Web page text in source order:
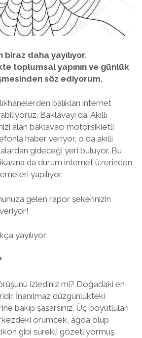
twitterfacebook
instagram
daha yayılıyor.
toplumsal yapının ve günlük
söz ediyorum.
balıkları internet
Baklavayı da. Akıllı
alan baklavacı motorsikletli
haber veriyor, o da akıllı
gideceği yeri buluyor. Bu
da durum internet üzerinden
yapılıyor.
gelen rapor şekerinizin
yayılıyor.
izlediniz mi? Doğadaki en
İnanılmaz düzgünlükteki
bakıp şaşarsınız. Üç boyutluları
örümcek, ağda olup
gibi sürekli gözetliyormuş.